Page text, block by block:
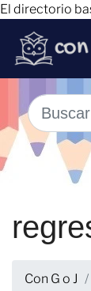
El directorio
Con G o J